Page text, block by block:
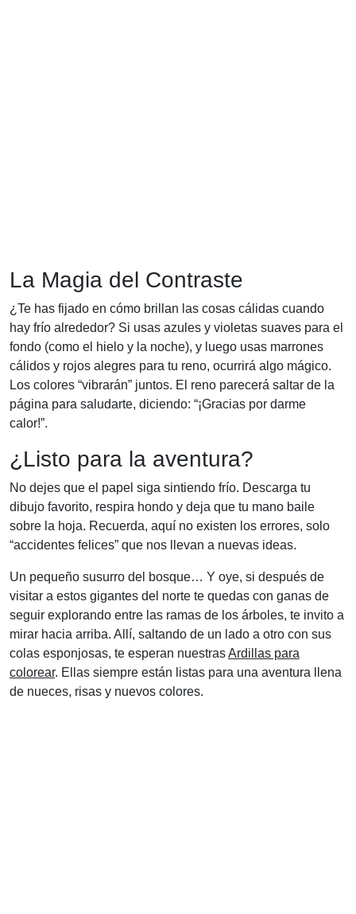
La Magia del Contraste
¿Te has fijado en cómo brillan las cosas cálidas cuando
hay frío alrededor? Si usas azules y violetas suaves para el
fondo (como el hielo y la noche), y luego usas marrones
cálidos y rojos alegres para tu reno, ocurrirá algo mágico.
Los colores “vibrarán” juntos. El reno parecerá saltar de la
página para saludarte, diciendo: “¡Gracias por darme
calor!”.
¿Listo para la aventura?
No dejes que el papel siga sintiendo frío. Descarga tu
dibujo favorito, respira hondo y deja que tu mano baile
sobre la hoja. Recuerda, aquí no existen los errores, solo
“accidentes felices” que nos llevan a nuevas ideas.
Un pequeño susurro del bosque… Y oye, si después de
visitar a estos gigantes del norte te quedas con ganas de
seguir explorando entre las ramas de los árboles, te invito a
mirar hacia arriba. Allí, saltando de un lado a otro con sus
colas esponjosas, te esperan nuestrasArdillas para
colorear. Ellas siempre están listas para una aventura llena
de nueces, risas y nuevos colores.